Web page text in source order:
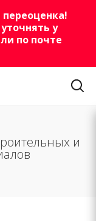
у
по почте
и